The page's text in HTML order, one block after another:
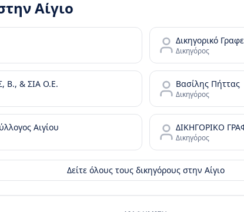
Αίγιο
Δικηγορικό
Δικηγόρος
& ΣΙΑ Ο.Ε. Βασίλης Πήττας
Δικηγόρος
Αιγίου
Δικηγόρος
Δείτε όλους τους δικηγόρους στην Αίγιο